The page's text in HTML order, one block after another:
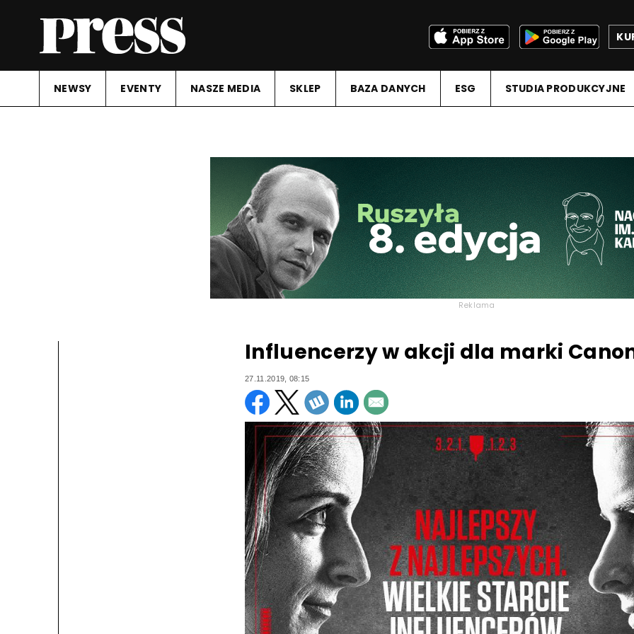
NEWSY EVENTY NASZE MEDIA SKLEP BAZA DANYCH ESG STUDIA PRODUKCYJNE
Reklama
Influencerzy w akcji dla marki
27.11.2019, 08:15